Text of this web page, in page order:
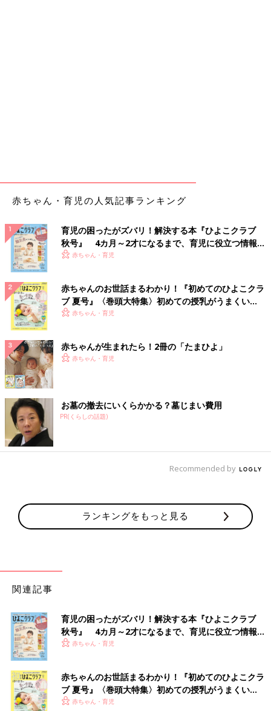
し、洗濯かごもそれぞれ専用のものを置いています」（おもち）
◾️一緒に洗っています
「赤ちゃんにも使える大人用の洗剤を使って、一緒に洗っていま
す」（ナッツ）
◾️そろそろ一緒に洗いたい！
「子ども→大人の順に分けて洗濯しています。そろそろ一緒でも
いいのかと思うのですが、タイミングがわかりません」（さき）
◾️無添加洗剤を使用
「一緒に洗濯しますが、そのかわりに無添加の洗濯洗剤で洗いま
す」（えり）
赤ちゃんと大人の洗濯物、一緒に洗ってもいいタイ
ミングは？
ここでは、本橋ひろえさんに子どもと大人の洗濯方法について、
注意ポイントを聞きました。
く生成りや乳白色なのは、赤ちゃんにとって刺激が強い蛍光漂白
剤の使用が禁止されているからです。
ただ、この時気をつけたいののが、赤ちゃんを抱っこするママや
パパも無香料の洗剤を使用することです。強い香料は衣服にかな
激が強いからです。
強い香料の洗剤や柔軟剤は、できれば2歳くらいまでは使用を控
えたほうがいいと思います。
のは大変ですし、赤ちゃん用の洗剤は少し価格も高めで、家計の
負担になることも。
赤ちゃん・育児の人気記事ランキング
育児の困ったがズバリ！解決する本『ひよこクラブ
秋号』 4カ月～2才になるまで、育児に役立つ情報が
いっぱい！
赤ちゃん・育児
赤ちゃんのお世話まるわかり！『初めてのひよこクラ
ブ 夏号』〈巻頭大特集〉初めての授乳がうまくい
く！ おっぱい・ミルクの基本と夏のトラブル 解決テ
赤ちゃん・育児
赤ちゃんが生まれたら！2冊の「たまひよ」
赤ちゃん・育児
お墓の撤去にいくらかかる？墓じまい費用
PR(くらしの話題)
Recommended by
ランキングをもっと見る
関連記事
育児の困ったがズバリ！解決する本『ひよこクラブ
秋号』 4カ月～2才になるまで、育児に役立つ情報が
いっぱい！
赤ちゃん・育児
赤ちゃんのお世話まるわかり！『初めてのひよこクラ
ブ 夏号』〈巻頭大特集〉初めての授乳がうまくい
く！ おっぱい・ミルクの基本と夏のトラブル 解決テ
赤ちゃん・育児